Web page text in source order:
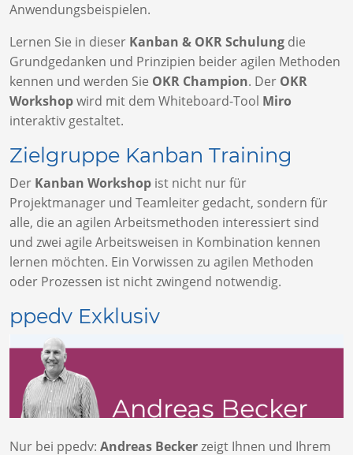
Anwendungsbeispielen.
Lernen Sie in dieser Kanban & OKR Schulung die
Grundgedanken und Prinzipien beider agilen Methoden
kennen und werden Sie OKR Champion. Der OKR
Workshopwird mit dem Whiteboard-Tool Miro
interaktiv gestaltet.
Zielgruppe Kanban Training
Der Kanban Workshop ist nicht nur für
Projektmanager und Teamleiter gedacht, sondern für
alle, die an agilen Arbeitsmethoden interessiert sind
und zwei agile Arbeitsweisen in Kombination kennen
lernen möchten. Ein Vorwissen zu agilen Methoden
oder Prozessen ist nicht zwingend notwendig.
ppedv Exklusiv
Nur bei ppedv: Andreas Beckerzeigt Ihnen und Ihrem